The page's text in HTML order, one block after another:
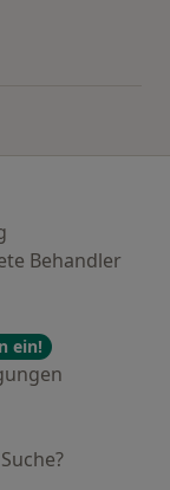
Behandler
ein!